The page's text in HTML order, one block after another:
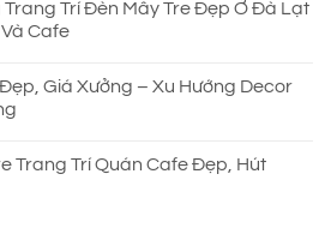
Trang Trí Đèn Mây Tre Đẹp Ở Đà Lạt
Cafe
Giá Xưởng – Xu Hướng Decor
Trang Trí Quán Cafe Đẹp, Hút